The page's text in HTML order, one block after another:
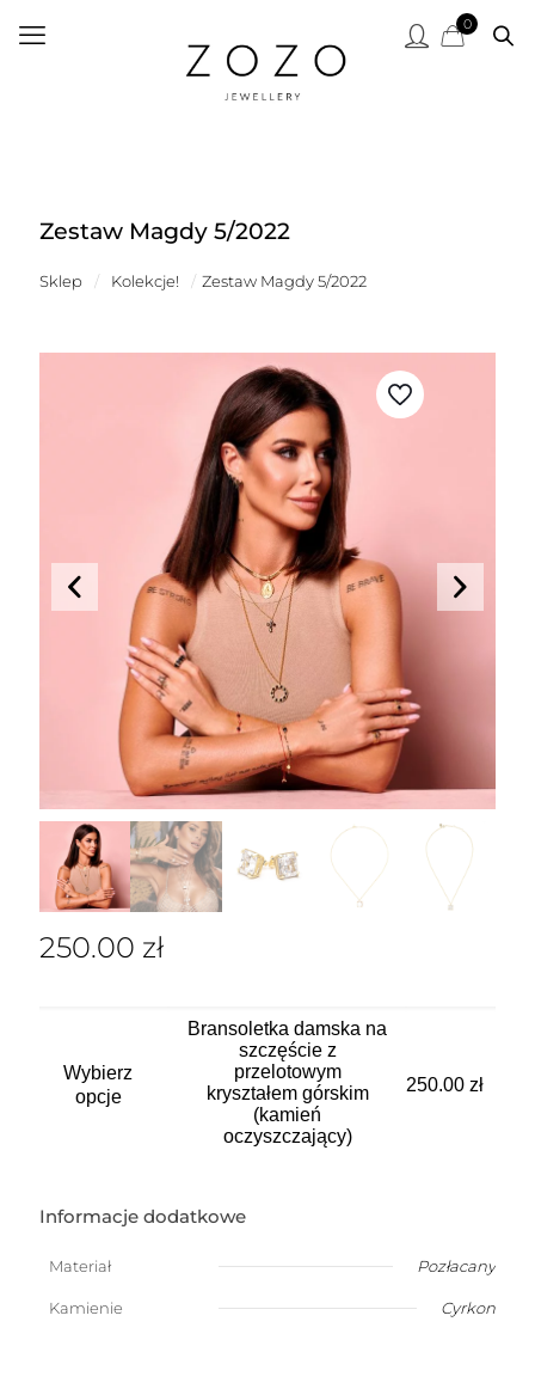
0
Zestaw Magdy 5/2022
Sklep / Kolekcje! / Zestaw Magdy 5/2022
250.00 zł
Wybierz
opcje
wariantów.
na
produktu
Bransoletka damska na
szczęście z
przelotowym
kryształem górskim
(kamień
oczyszczający)
250.00 zł
Informacje dodatkowe
Materiał Pozłacany
Kamienie Cyrkon